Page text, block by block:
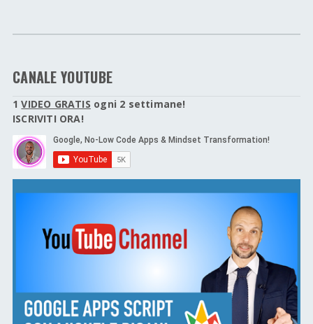
CANALE YOUTUBE
1VIDEO GRATIS ogni 2 settimane!
ISCRIVITI ORA!